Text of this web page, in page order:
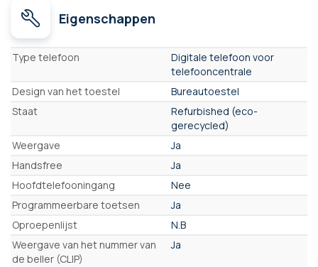
Eigenschappen
Eigenschappen
Type telefoon
Digitale telefoon voor
telefooncentrale
Design van het toestel
Bureautoestel
Staat
Refurbished (eco-
gerecycled)
Weergave
Ja
Handsfree
Ja
Hoofdtelefooningang
Nee
Programmeerbare toetsen
Ja
Oproepenlijst
N.B
Weergave van het nummer van
de beller (CLIP)
Ja